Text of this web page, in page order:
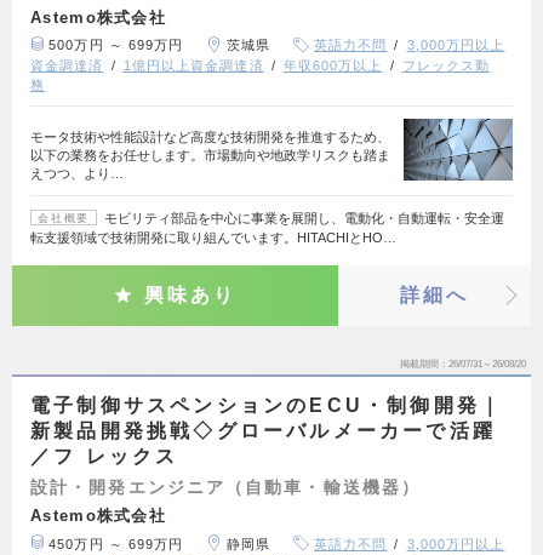
Astemo株式会社
500万円 ～ 699万円 茨城県 英語力不問
3,000万円以上
資金調達済
1億円以上資金調達済 年収600万以上
フレックス勤
務
モータ技術や性能設計など高度な技術開発を推進するため、
以下の業務をお任せします。市場動向や地政学リスクも踏ま
えつつ、より…
会社概要
モビリティ部品を中心に事業を展開し、電動化・自動運転・安全運
転支援領域で技術開発に取り組んでいます。HITACHIとHO…
興味あり 詳細へ
掲載期間 26/07/31～26/08/20
電子制御サスペンションのECU・制御開発｜
新製品開発挑戦◇グローバルメーカーで活躍
／フ レックス
設計・開発エンジニア（自動車・輸送機器）
Astemo株式会社
450万円 ～ 699万円 静岡県 英語力不問
3,000万円以上